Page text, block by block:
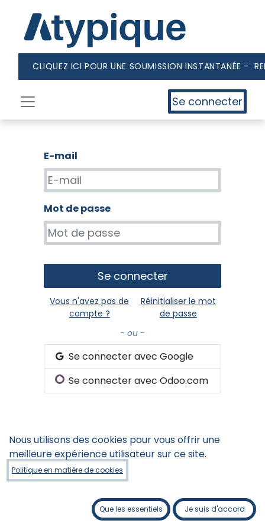
CLIQUEZ ICI POUR UNE SOUMISSION INSTANTANÉE -
Se connecter
E-mail
Mot de passe
Se connecter
Vous n'avez pas de
compte ?
Réinitialiser le mot
de passe
- ou -
Se connecter avec Google
Se connecter avec Odoo.com
3 Papineau local 110 • Joliette, Qc
J6E 2K3 • Canada
Nous utilisons des cookies pour vous offrir une
meilleure expérience utilisateur sur ce site.
Politique en matière de cookies
Que les essentiels Je suis d'accord